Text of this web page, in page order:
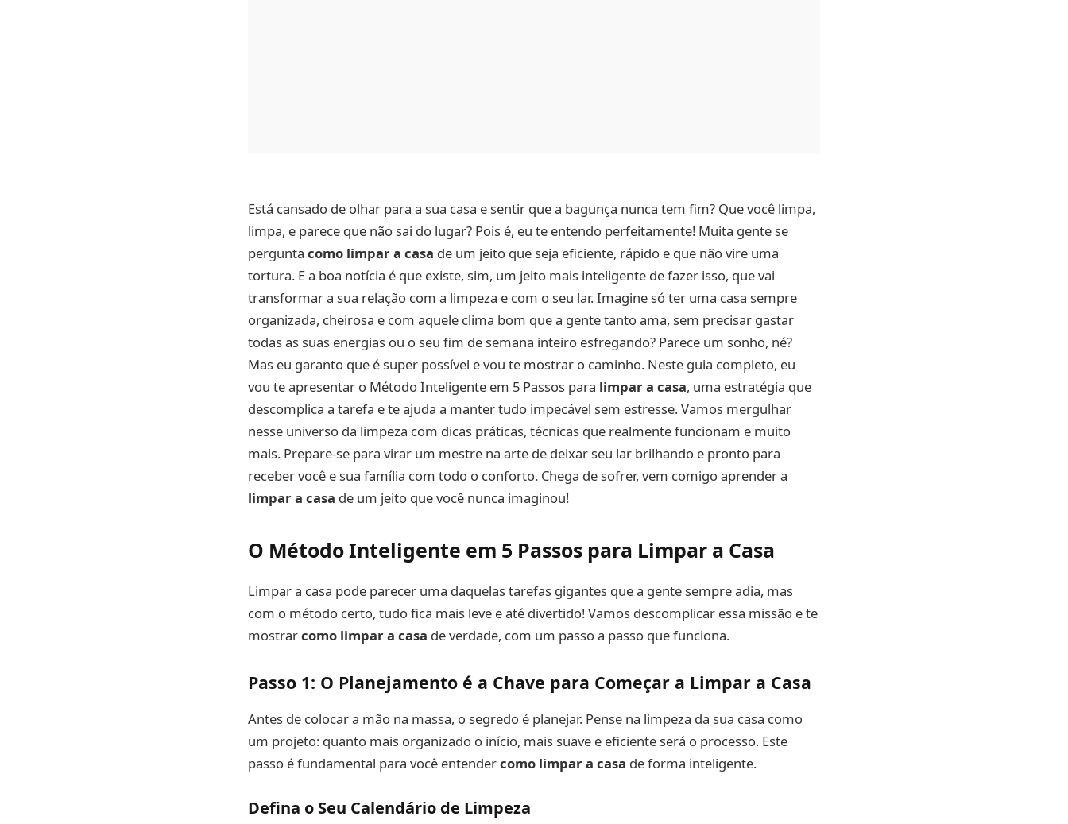
Está cansado de olhar para a sua casa e sentir que a bagunça nunca tem fim? Que você limpa,
limpa, e parece que não sai do lugar? Pois é, eu te entendo perfeitamente! Muita gente se
pergunta como limpar a casa de um jeito que seja eficiente, rápido e que não vire uma
tortura. E a boa notícia é que existe, sim, um jeito mais inteligente de fazer isso, que vai
transformar a sua relação com a limpeza e com o seu lar. Imagine só ter uma casa sempre
organizada, cheirosa e com aquele clima bom que a gente tanto ama, sem precisar gastar
todas as suas energias ou o seu fim de semana inteiro esfregando? Parece um sonho, né?
Mas eu garanto que é super possível e vou te mostrar o caminho. Neste guia completo, eu
vou te apresentar o Método Inteligente em 5 Passos para limpar a casa, uma estratégia que
descomplica a tarefa e te ajuda a manter tudo impecável sem estresse. Vamos mergulhar
nesse universo da limpeza com dicas práticas, técnicas que realmente funcionam e muito
mais. Prepare-se para virar um mestre na arte de deixar seu lar brilhando e pronto para
receber você e sua família com todo o conforto. Chega de sofrer, vem comigo aprender a
limpar a casa de um jeito que você nunca imaginou!
O Método Inteligente em 5 Passos para Limpar a Casa
Limpar a casa pode parecer uma daquelas tarefas gigantes que a gente sempre adia, mas
com o método certo, tudo fica mais leve e até divertido! Vamos descomplicar essa missão e te
mostrarcomo limpar a casa de verdade, com um passo a passo que funciona.
Passo 1: O Planejamento é a Chave para Começar a Limpar a Casa
Antes de colocar a mão na massa, o segredo é planejar. Pense na limpeza da sua casa como
um projeto: quanto mais organizado o início, mais suave e eficiente será o processo. Este
passo é fundamental para você entendercomo limpar a casa de forma inteligente.
Defina o Seu Calendário de Limpeza